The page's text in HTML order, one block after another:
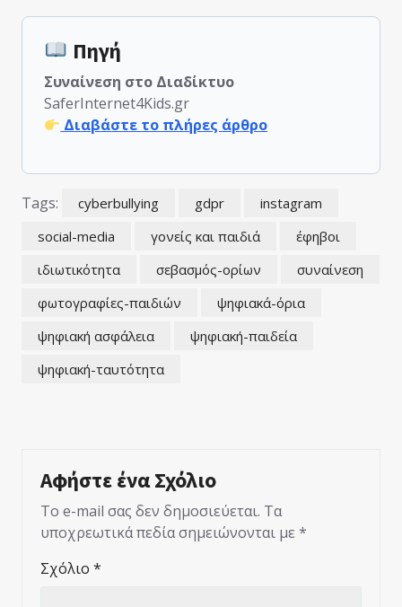
Πηγή
Συναίνεση στο Διαδίκτυο
SaferInternet4Kids.gr
Διαβάστε το πλήρες άρθρο
Tags: cyberbullying gdpr
instagram
social-media
γονείς και παιδιά
έφηβοι
ιδιωτικότητα
σεβασμός-ορίων
συναίνεση
φωτογραφίες-παιδιών
ψηφιακά-όρια
ψηφιακή ασφάλεια
ψηφιακή-παιδεία
ψηφιακή-ταυτότητα
Αφήστε ένα Σχόλιο
Το e-mail σας δεν δημοσιεύεται. Τα
υποχρεωτικά πεδία σημειώνονται με *
Σχόλιο *